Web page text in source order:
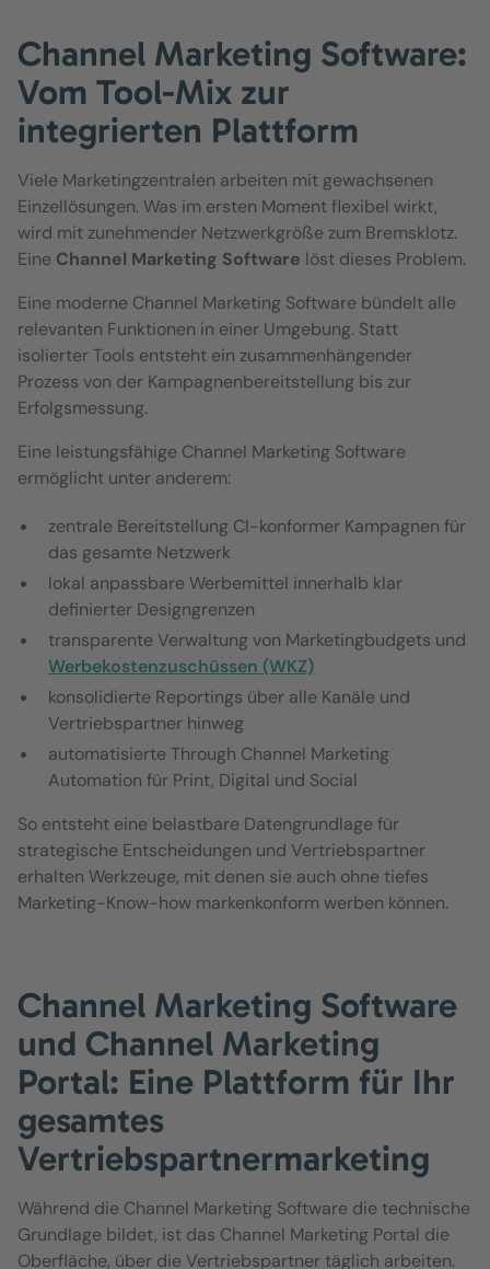
Channel Marketing Software:
Vom Tool-Mix zur
integrierten Plattform
Viele Marketingzentralen arbeiten mit gewachsenen
Einzellösungen. Was im ersten Moment flexibel wirkt,
wird mit zunehmender Netzwerkgröße zum Bremsklotz.
Eine Channel Marketing Software löst dieses Problem.
Eine moderne Channel Marketing Software bündelt alle
relevanten Funktionen in einer Umgebung. Statt
isolierter Tools entsteht ein zusammenhängender
Prozess von der Kampagnenbereitstellung bis zur
Erfolgsmessung.
Eine leistungsfähige Channel Marketing Software
ermöglicht unter anderem:
zentrale Bereitstellung CI-konformer Kampagnen für
das gesamte Netzwerk
lokal anpassbare Werbemittel innerhalb klar
definierter Designgrenzen
transparente Verwaltung von Marketingbudgets und
Werbekostenzuschüssen (WKZ)
konsolidierte Reportings über alle Kanäle und
Vertriebspartner hinweg
automatisierte Through Channel Marketing
Automation für Print, Digital und Social
So entsteht eine belastbare Datengrundlage für
strategische Entscheidungen und Vertriebspartner
erhalten Werkzeuge, mit denen sie auch ohne tiefes
Marketing-Know-how markenkonform werben können.
Channel Marketing Software
und Channel Marketing
Portal: Eine Plattform für Ihr
gesamtes
Vertriebspartnermarketing
Während die Channel Marketing Software die technische
Grundlage bildet, ist das Channel Marketing Portal die
Oberfläche, über die Vertriebspartner täglich arbeiten.